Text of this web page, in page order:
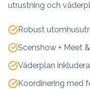
utrustning och
Robust
Scenshow + Meet
Väderplan
Koordinering med